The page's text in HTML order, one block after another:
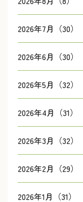
2026年7月（30）
2026年6月（30）
2026年5月（32）
2026年4月（31）
2026年3月（32）
2026年2月（29）
2026年1月（31）